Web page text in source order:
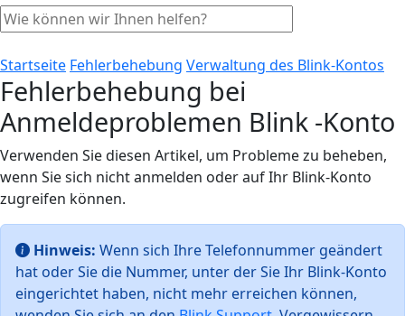
Startseite Fehlerbehebung Verwaltung des Blink-Kontos
Fehlerbehebung bei
Anmeldeproblemen Blink -Konto
Verwenden Sie diesen Artikel, um Probleme zu beheben,
wenn Sie sich nicht anmelden oder auf Ihr Blink-Konto
zugreifen können.
Hinweis: Wenn sich Ihre Telefonnummer geändert
hat oder Sie die Nummer, unter der Sie Ihr Blink-Konto
eingerichtet haben, nicht mehr erreichen können,